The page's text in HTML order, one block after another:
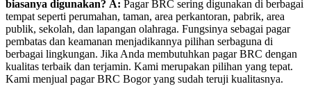
biasanya digunakan? A: Pagar BRC sering digunakan di berbagai
tempat seperti perumahan, taman, area perkantoran, pabrik, area
publik, sekolah, dan lapangan olahraga. Fungsinya sebagai pagar
pembatas dan keamanan menjadikannya pilihan serbaguna di
berbagai lingkungan. Jika Anda membutuhkan pagar BRC dengan
kualitas terbaik dan terjamin. Kami merupakan pilihan yang tepat.
Kami menjual pagar BRC Bogor yang sudah teruji kualitasnya.